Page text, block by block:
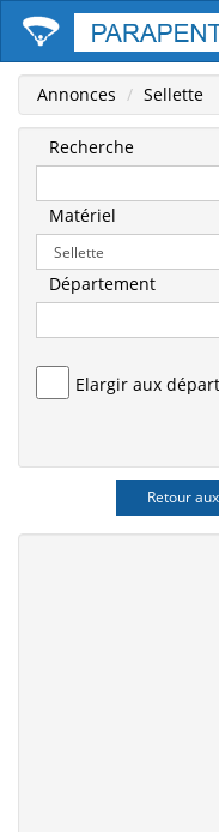
Annonces Sellette
Recherche
Matériel
Département
Elargir aux
Retour